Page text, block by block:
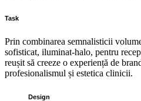
Task
Prin combinarea semnalisticii
sofisticat, iluminat-halo, pentru
reușit să creeze o experiență de
profesionalismul și estetica clinicii.
Design